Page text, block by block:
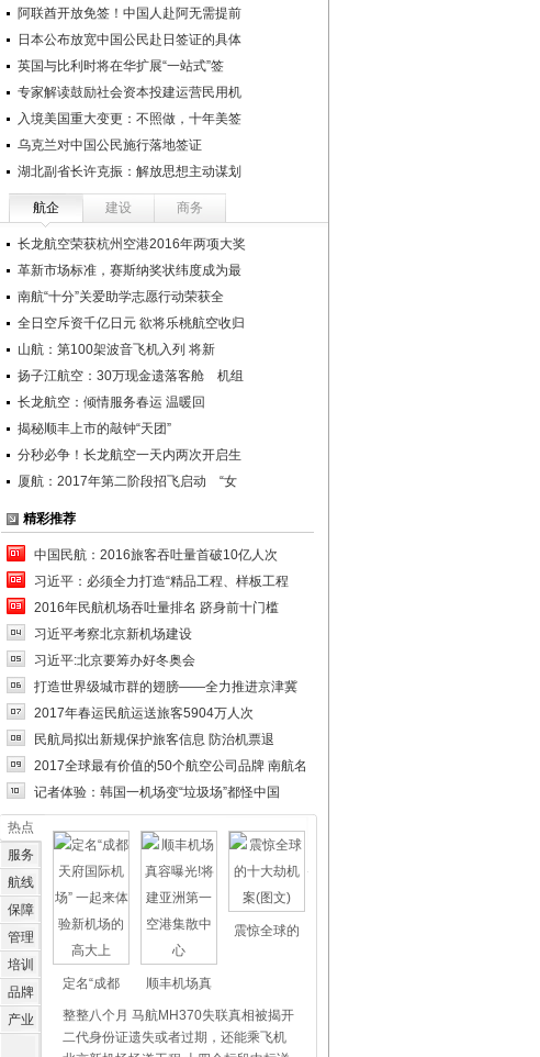
阿联酋开放免签！中国人赴阿无需提前
日本公布放宽中国公民赴日签证的具体
英国与比利时将在华扩展“一站式”签
专家解读鼓励社会资本投建运营民用机
入境美国重大变更：不照做，十年美签
乌克兰对中国公民施行落地签证
湖北副省长许克振：解放思想主动谋划
航企 建设 商务
长龙航空荣获杭州空港2016年两项大奖
革新市场标准，赛斯纳奖状纬度成为最
南航“十分”关爱助学志愿行动荣获全
全日空斥资千亿日元 欲将乐桃航空收归
山航：第100架波音飞机入列 将新
扬子江航空：30万现金遗落客舱 机组
长龙航空：倾情服务春运 温暖回
揭秘顺丰上市的敲钟“天团”
分秒必争！长龙航空一天内两次开启生
厦航：2017年第二阶段招飞启动 “女
精彩推荐
中国民航：2016旅客吞吐量首破10亿人次
习近平：必须全力打造“精品工程、样板工程
2016年民航机场吞吐量排名 跻身前十门槛
习近平考察北京新机场建设
习近平:北京要筹办好冬奥会
打造世界级城市群的翅膀——全力推进京津冀
2017年春运民航运送旅客5904万人次
民航局拟出新规保护旅客信息 防治机票退
2017全球最有价值的50个航空公司品牌 南航名
记者体验：韩国一机场变“垃圾场”都怪中国
热点
服务
航线
保障
管理
培训
品牌
产业
定名“成都 顺丰机场真
震惊全球的
整整八个月 马航MH370失联真相被揭开
二代身份证遗失或者过期，还能乘飞机